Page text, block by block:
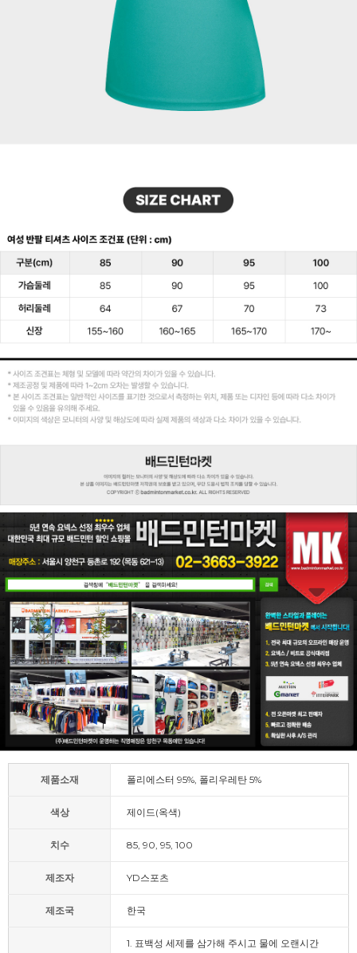
제품소재 폴리에스터 95%, 폴리우레탄 5%
색상 제이드(옥색)
치수 85, 90, 95, 100
제조자 YD스포츠
제조국 한국
1. 표백성 세제를 삼가해 주시고 물에 오랜시간